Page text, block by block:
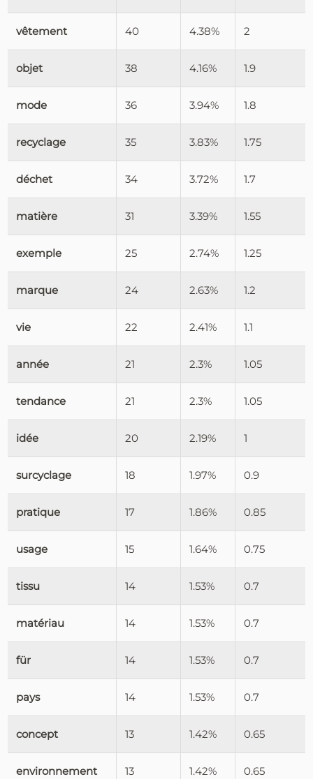
vêtement 40 4.38% 2
objet 38 4.16% 1.9
mode 36 3.94% 1.8
recyclage 35 3.83% 1.75
déchet 34 3.72% 1.7
matière 31 3.39% 1.55
exemple 25 2.74% 1.25
marque 24 2.63% 1.2
vie 22 2.41% 1.1
année 21 2.3% 1.05
tendance 21 2.3% 1.05
idée 20 2.19% 1
surcyclage 18 1.97% 0.9
pratique 17 1.86% 0.85
usage 15 1.64% 0.75
tissu 14 1.53% 0.7
matériau 14 1.53% 0.7
für 14 1.53% 0.7
pays 14 1.53% 0.7
concept 13 1.42% 0.65
environnement 13 1.42% 0.65